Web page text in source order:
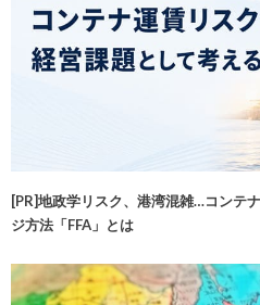
[PR]地政学リスク、港湾混雑…コンテ
ジ方法「FFA」とは